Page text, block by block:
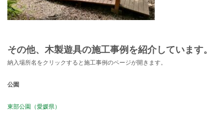
その他、木製遊具の施工事例を紹介しています。
納入場所名をクリックすると施工事例のページが開きます。
公園
東部公園（愛媛県）